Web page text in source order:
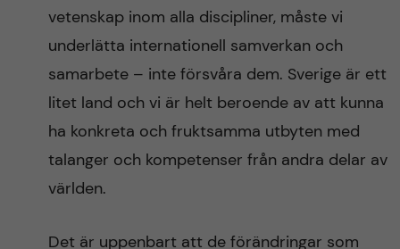
vetenskap inom alla discipliner, måste vi
underlätta internationell samverkan och
samarbete – inte försvåra dem. Sverige är ett
litet land och vi är helt beroende av att kunna
ha konkreta och fruktsamma utbyten med
talanger och kompetenser från andra delar av
världen.
Det är uppenbart att de förändringar som